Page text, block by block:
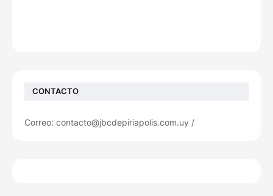
CONTACTO
Correo: contacto@jbcdepiriapolis.com.uy /